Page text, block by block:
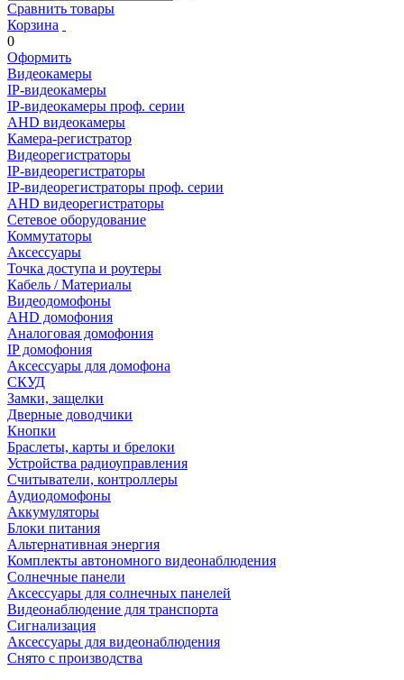
Сравнить товары
Корзина
0
Оформить
Видеокамеры
IP-видеокамеры
IP-видеокамеры проф. серии
AHD видеокамеры
Камера-регистратор
Видеорегистраторы
IP-видеорегистраторы
IP-видеорегистраторы проф. серии
AHD видеорегистраторы
Сетевое оборудование
Коммутаторы
Аксессуары
Точка доступа и роутеры
Кабель / Материалы
Видеодомофоны
AHD домофония
Аналоговая домофония
IP домофония
Аксессуары для домофона
СКУД
Замки, защелки
Дверные доводчики
Кнопки
Браслеты, карты и брелоки
Устройства радиоуправления
Считыватели, контроллеры
Аудиодомофоны
Аккумуляторы
Блоки питания
Альтернативная энергия
Комплекты автономного видеонаблюдения
Солнечные панели
Аксессуары для солнечных панелей
Видеонаблюдение для транспорта
Сигнализация
Аксессуары для видеонаблюдения
Снято с производства